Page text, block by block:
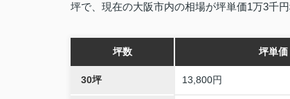
坪で、現在の大阪市内の相場が坪単価1万3千
坪数 坪単価
30坪 13,800円